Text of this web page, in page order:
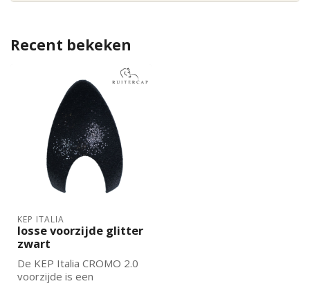
Recent bekeken
KEP ITALIA
losse voorzijde glitter
zwart
De KEP Italia CROMO 2.0
voorzijde is een